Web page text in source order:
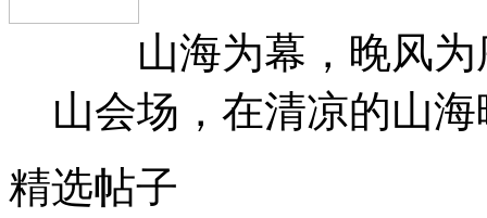
山海为幕，晚风为
山会场，在清凉的山
精选帖子